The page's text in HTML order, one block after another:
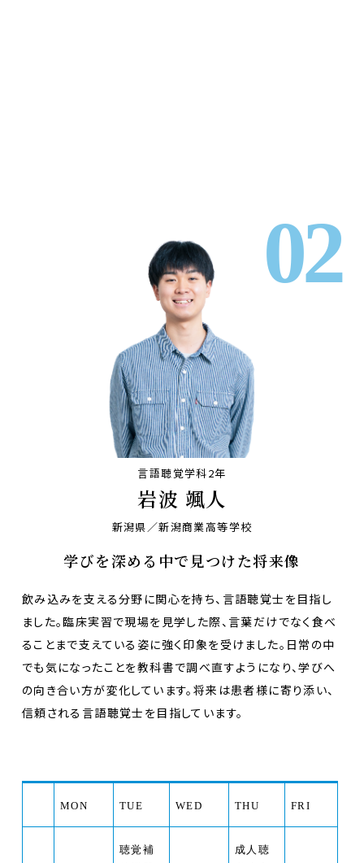
言語聴覚学科2年
岩波 颯人
新潟県／新潟商業高等学校
学びを深める中で見つけた将来像
飲み込みを支える分野に関心を持ち、言語聴覚士を目指し
ました。臨床実習で現場を見学した際、言葉だけでなく食べ
ることまで支えている姿に強く印象を受けました。日常の中
でも気になったことを教科書で調べ直すようになり、学びへ
の向き合い方が変化しています。将来は患者様に寄り添い、
信頼される言語聴覚士を目指しています。
MON TUE WED THU FRI
聴覚補
成人聴